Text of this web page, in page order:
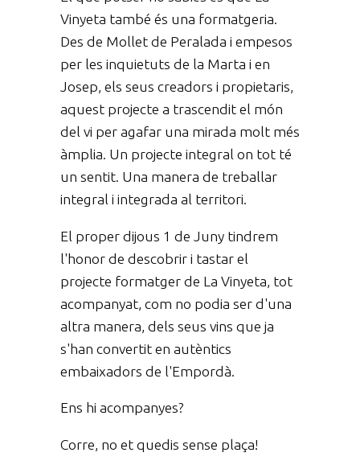
Vinyeta també és una formatgeria.
Des de Mollet de Peralada i empesos
per les inquietuts de la Marta i en
Josep, els seus creadors i propietaris,
aquest projecte a trascendit el món
del vi per agafar una mirada molt més
àmplia. Un projecte integral on tot té
un sentit. Una manera de treballar
integral i integrada al territori.
El proper dijous 1 de Juny tindrem
l'honor de descobrir i tastar el
projecte formatger de La Vinyeta, tot
acompanyat, com no podia ser d'una
altra manera, dels seus vins que ja
s'han convertit en autèntics
embaixadors de l'Empordà.
Ens hi acompanyes?
Corre, no et quedis sense plaça!